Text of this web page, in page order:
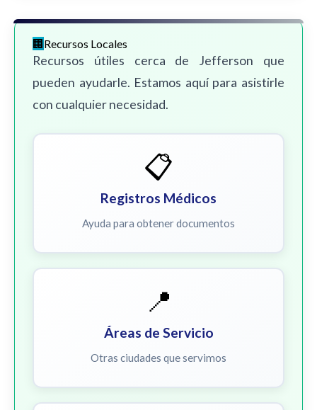
Recursos Locales
Recursos útiles cerca de Jefferson que
pueden ayudarle. Estamos aquí para asistirle
con cualquier necesidad.
📋
Registros Médicos
Ayuda para obtener documentos
📍
Áreas de Servicio
Otras ciudades que servimos